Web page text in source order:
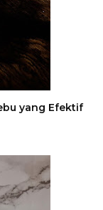
yang Efektif